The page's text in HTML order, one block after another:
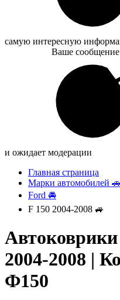
самую интересную
Ваше
и ожидает модерации
Главная страница
Марки автомобилей 🚗
Ford 🚘
F 150 2004-2008 🚙
2004-2008 |
Ф150